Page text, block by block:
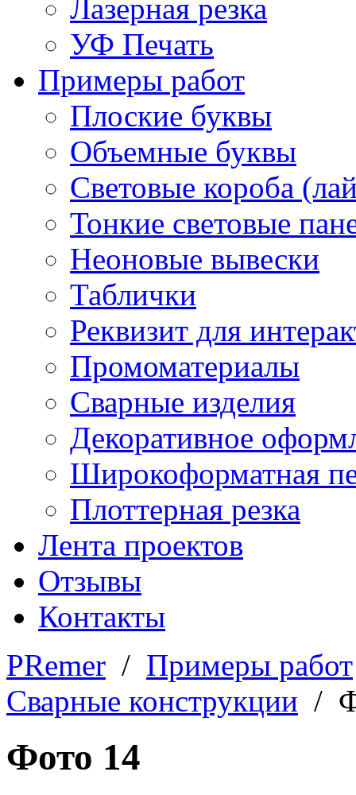
Лазерная резка
УФ Печать
Примеры работ
Плоские буквы
Объемные буквы
Световые короба
Тонкие световые
Неоновые вывески
Таблички
Реквизит для
Промоматериалы
Сварные изделия
Декоративное
Широкоформатная
Плоттерная резка
Лента проектов
Отзывы
Контакты
PRemer / Примеры работ
Сварные конструкции /
Фото 14